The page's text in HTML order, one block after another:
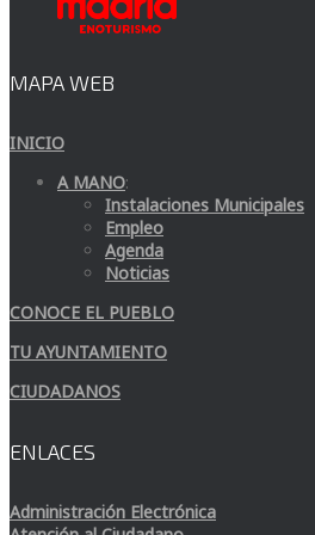
MAPA WEB
INICIO
A MANO:
Instalaciones Municipales
Empleo
Agenda
Noticias
CONOCE EL PUEBLO
TU AYUNTAMIENTO
CIUDADANOS
ENLACES
Administración Electrónica